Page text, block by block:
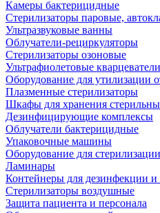
Камеры бактерицидные
Стерилизаторы паровые,
Ультразвуковые ванны
Облучатели-рециркуляторы
Стерилизаторы озоновые
Ультрафиолетовые кварцеватели
Оборудование для утилизации
Плазменные стерилизаторы
Шкафы для хранения
Дезинфицирующие комплексы
Облучатели бактерицидные
Упаковочные машины
Оборудование для стерилизации
Ламинары
Контейнеры для дезинфекции и
Стерилизаторы воздушные
Защита пациента и персонала